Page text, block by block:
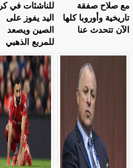
للناشئات في
اليد يفوز على
الصين ويصعد
للمربع الذهبي
مع صلاح صفقة
تاريخية وأوروبا كلها
الآن تتحدث عنا